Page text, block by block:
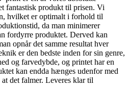
fantastisk produkt til prisen. Vi
hvilket er optimalt i forhold til
da man minimerer
fordyrre produktet. Derved kan
opnår det samme resultat hver
er den bedste inden for sin genre,
og farvedybde, og printet har en
kan endda hænges udenfor med
det falmer. Leveres klar til